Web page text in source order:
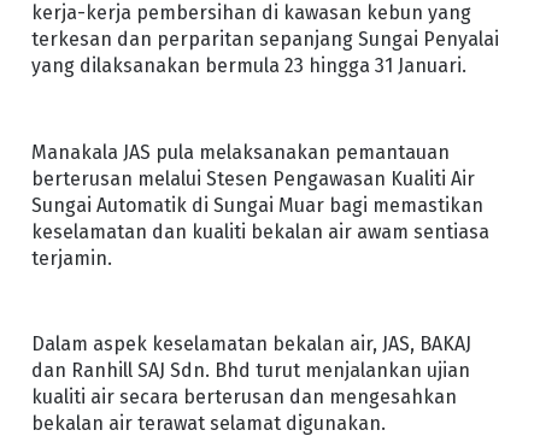
kerja-kerja pembersihan di kawasan kebun yang
terkesan dan perparitan sepanjang Sungai Penyalai
yang dilaksanakan bermula 23 hingga 31 Januari.
Manakala JAS pula melaksanakan pemantauan
berterusan melalui Stesen Pengawasan Kualiti Air
Sungai Automatik di Sungai Muar bagi memastikan
keselamatan dan kualiti bekalan air awam sentiasa
terjamin.
Dalam aspek keselamatan bekalan air, JAS, BAKAJ
dan Ranhill SAJ Sdn. Bhd turut menjalankan ujian
kualiti air secara berterusan dan mengesahkan
bekalan air terawat selamat digunakan.